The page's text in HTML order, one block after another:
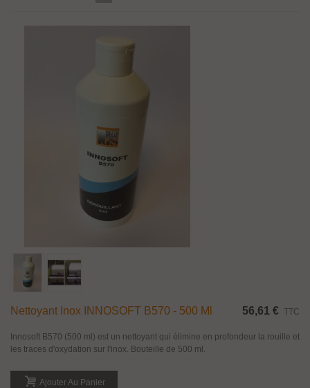
Nettoyant Inox INNOSOFT B570 - 500 Ml 56,61 € TTC
Innosoft B570 (500 ml) est un nettoyant qui élimine en profondeur la rouille et
les traces d'oxydation sur l'inox. Bouteille de 500 ml.
Ajouter Au Panier